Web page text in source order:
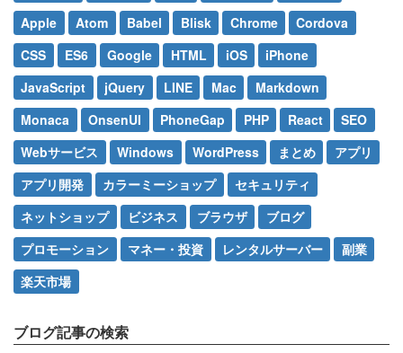
Apple
Atom Babel Blisk Chrome
Cordova
CSS
ES6 Google HTML iOS
iPhone
JavaScript
jQuery LINE Mac
Markdown
Monaca
OnsenUI PhoneGap PHP React
SEO
Webサービス
Windows WordPress まとめ
アプリ
アプリ開発
カラーミーショップ
セキュリティ
ネットショップ
ビジネス ブラウザ
ブログ
プロモーション
マネー・投資 レンタルサーバー
副業
楽天市場
ブログ記事の検索